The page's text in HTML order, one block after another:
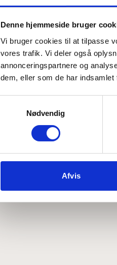
Denne hjemmeside bruger
Vi bruger cookies til at tilpasse
vores trafik. Vi deler også
annonceringspartnere og
dem, eller som de har
Nødvendig
Afvis